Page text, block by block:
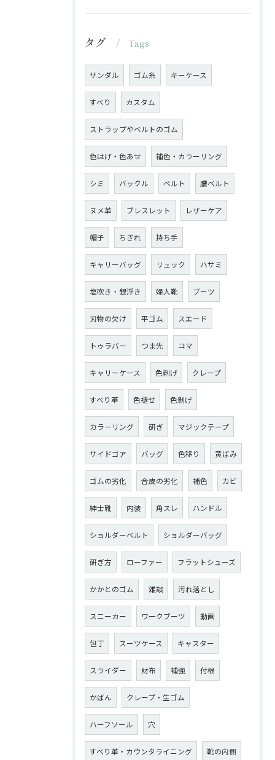
タグ Tags
サンダル ゴム糸 キーケース
すべり カスタム
ストラップやベルトのゴム
色はげ・色あせ 補色・カラーリング
シミ バックル ベルト 腰ベルト
ヌメ革 ブレスレット レザーケア
帽子 ちぎれ 持ち手
キャリーバッグ リュック ハサミ
塩吹き・銀浮き 婦人靴 ブーツ
刃物の欠け 平ゴム スエード
トゥラバー つま先 コマ
キャリーケース 色剥げ クレープ
すべり革 色褪せ 色剝げ
カラーリング 研ぎ マジックテープ
サイドゴア バッグ 色移り 黄ばみ
ゴムの劣化 合皮の劣化 補色 カビ
紳士靴 内装 角スレ ハンドル
ショルダーベルト ショルダーバッグ
研ぎ方 ローファー フラットシューズ
かかとのゴム 雑談 汚れ落とし
スニーカー ワークブーツ 動画
包丁 スーツケース キャスター
スライダー 財布 補強 付根
かばん クレープ・生ゴム
ハーフソール 穴
すべり革・カウンタライニング 靴の内側